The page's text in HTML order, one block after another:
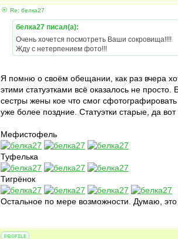
Re: белка27
белка27 писал(а):
Очень хочется посмотреть Ваши сокровища!!!!
Жду с нетерпением фото!!!
Я помню о своём обещании, как раз вчера
этими статуэтками всё оказалось не
сестры жены кое что смог
уже более поздние. Статуэтки старые, да
Мефистофель
Туфелька
Тигрёнок
Остальное по мере возможности. Думаю,